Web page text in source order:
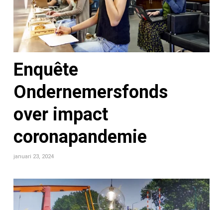
Enquête
Ondernemersfonds
over impact
coronapandemie
januari 23, 2024